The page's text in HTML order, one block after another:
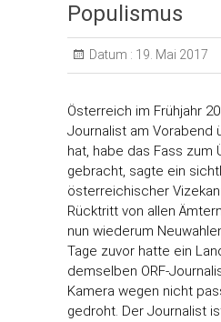
Populismus
Datum : 19. Mai 2017
Österreich im Frühjahr
Journalist am Vorabend
hat, habe das Fass zum
gebracht, sagte ein
österreichischer
Rücktritt von allen
nun wiederum
Tage zuvor hatte ein
demselben ORF-
Kamera wegen nicht
gedroht. Der Journalist